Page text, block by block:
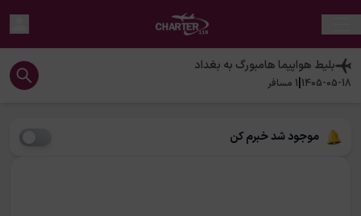
بلیط هواپیماهامبورگ به بغداد
1405-05-18
|
1 مسافر
موجود شد خبرم کن